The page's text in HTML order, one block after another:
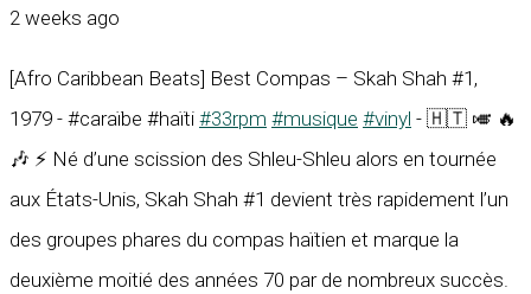
2 weeks ago
[Afro Caribbean Beats] Best Compas – Skah Shah #1,
1979 - #caraïbe #haïti #33rpm #musique #vinyl - 🇭🇹 🎺 🔥
🎶 ⚡ Né d’une scission des Shleu-Shleu alors en tournée
aux États-Unis, Skah Shah #1 devient très rapidement l’un
des groupes phares du compas haïtien et marque la
deuxième moitié des années 70 par de nombreux succès.